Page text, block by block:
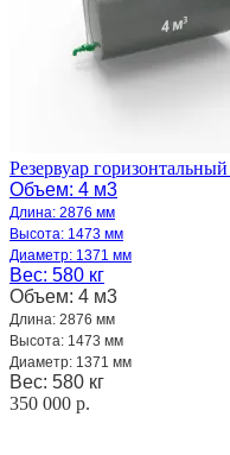
Резервуар
Объем: 4 м3
Длина: 2876 мм
Высота: 1473 мм
Диаметр: 1371 мм
Вес: 580 кг
Объем: 4 м3
Длина: 2876 мм
Высота: 1473 мм
Диаметр: 1371 мм
Вес: 580 кг
350 000 р.